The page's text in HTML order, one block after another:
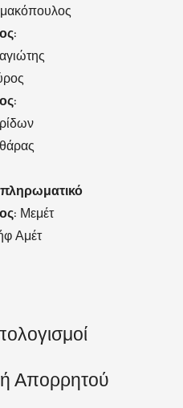
:
:
: Μεμέτ
Αμέτ
Απορρητού